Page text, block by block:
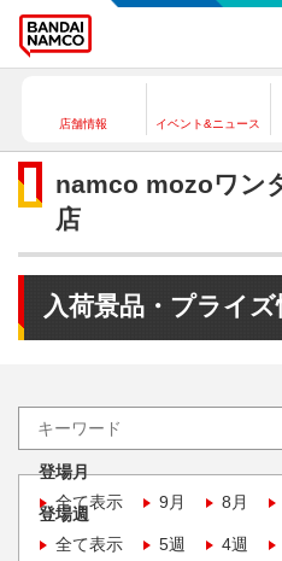
店舗情報 イベント&ニュース
namco mozoワン
店
入荷景品・プライズ
登場月
全て表示
9月 8月
登場週
全て表示
5週 4週